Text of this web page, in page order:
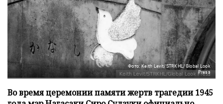
Фото: Keith Levit/STRKHL/Global Look
Press
Во время церемонии памяти жертв трагедии 1945